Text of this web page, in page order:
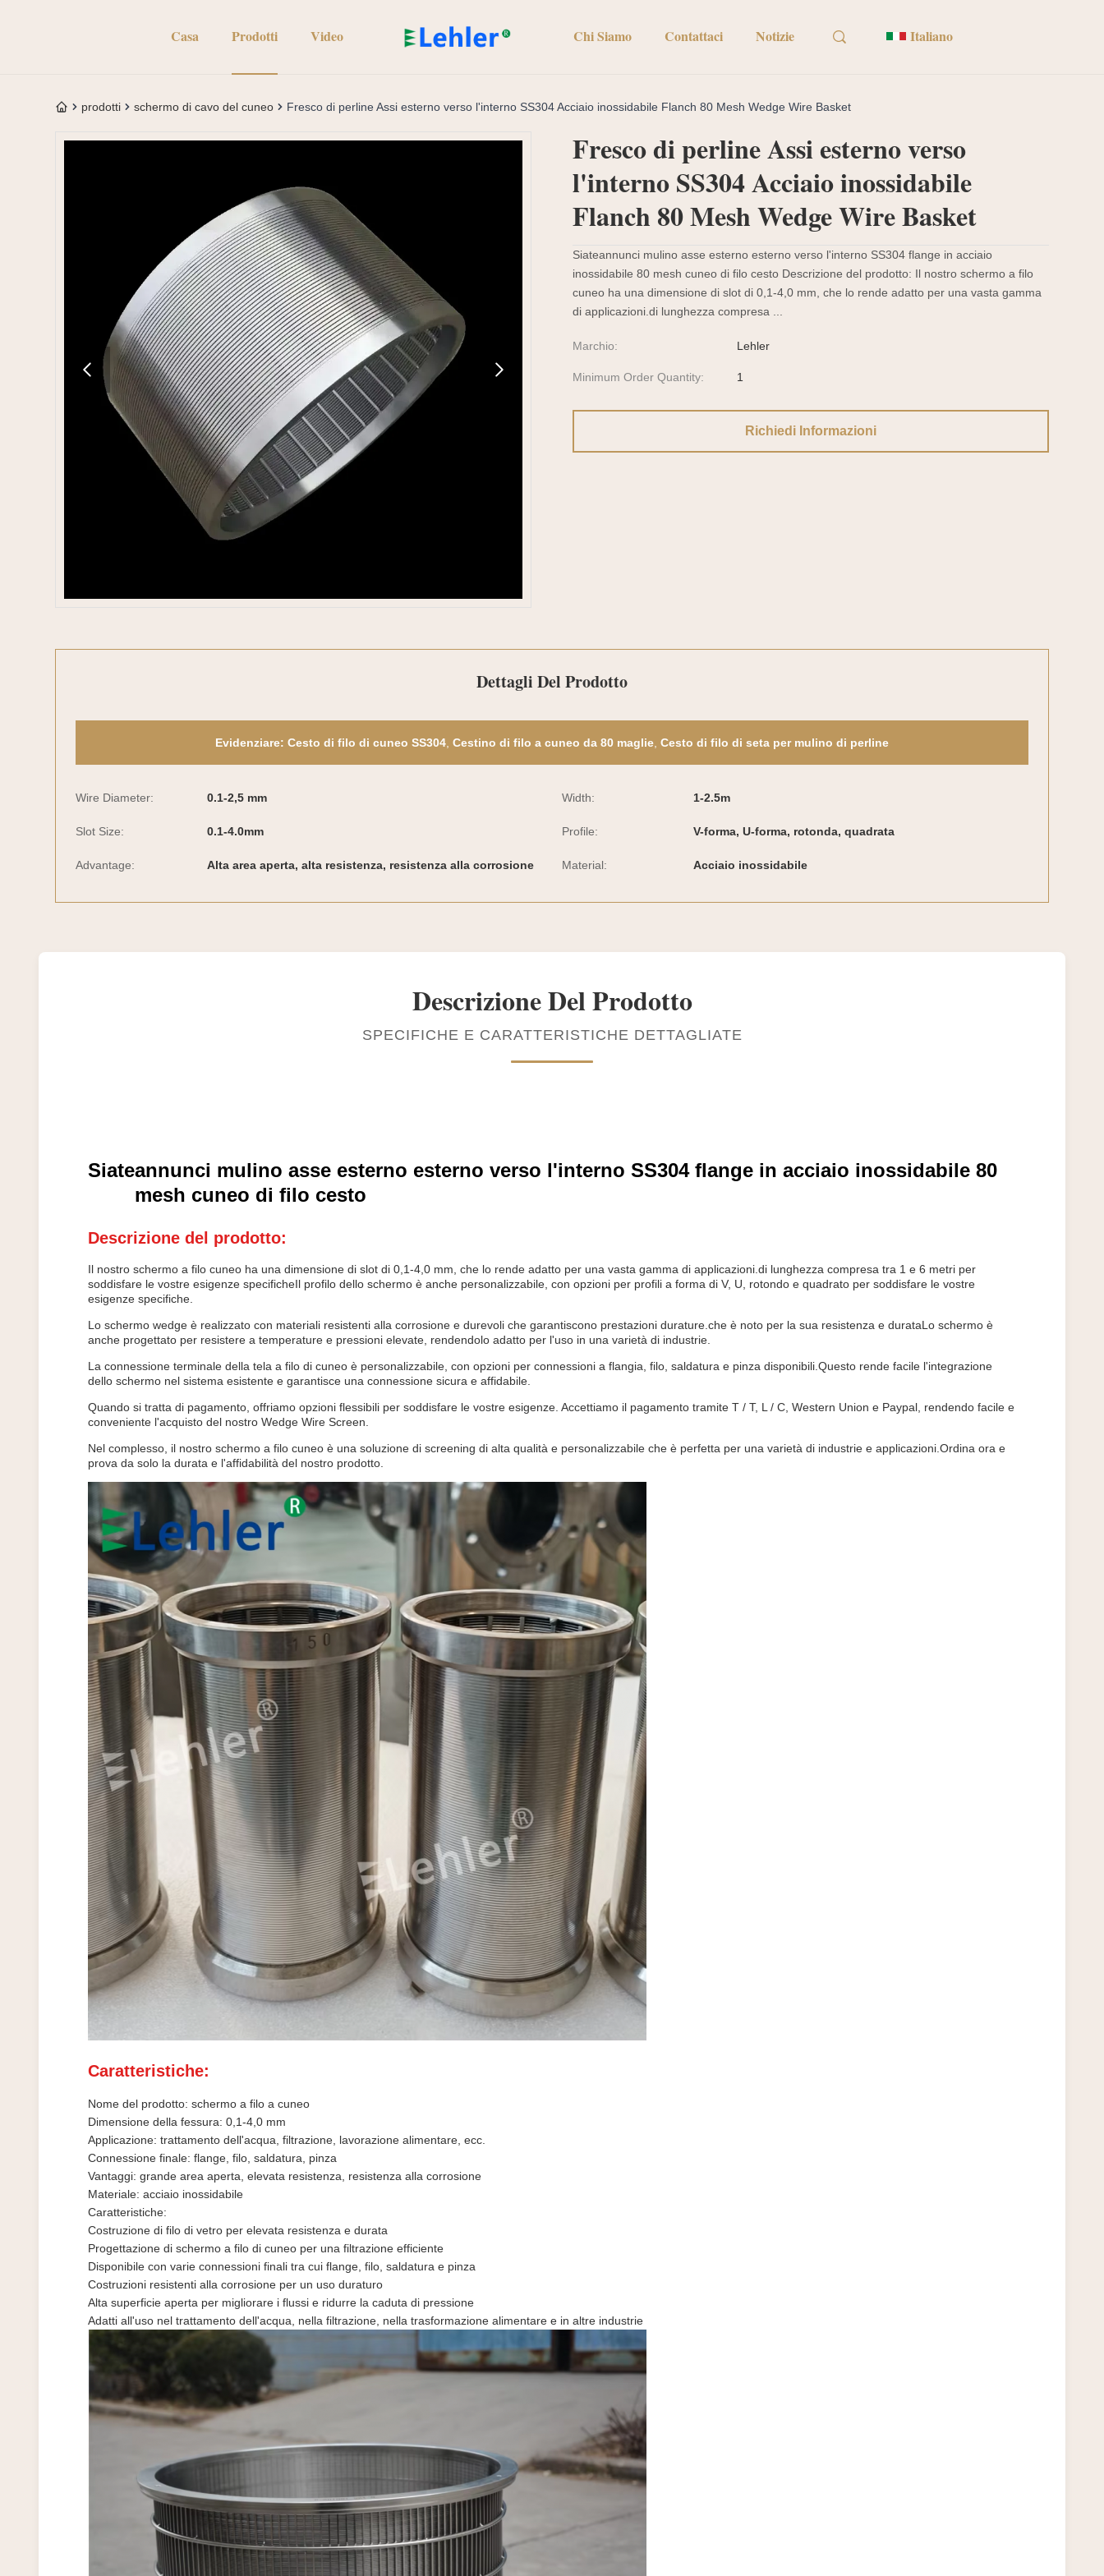
Casa Prodotti Video Chi Siamo Contattaci Notizie Italiano
prodotti schermo di cavo del cuneo Fresco di perline Assi esterno verso l'interno SS304 Acciaio inossidabile Flanch 80 Mesh Wedge Wire Basket
Fresco di perline Assi esterno verso
l'interno SS304 Acciaio inossidabile
Flanch 80 Mesh Wedge Wire Basket
Siateannunci mulino asse esterno esterno verso l'interno SS304 flange in acciaio
inossidabile 80 mesh cuneo di filo cesto Descrizione del prodotto: Il nostro schermo a filo
cuneo ha una dimensione di slot di 0,1-4,0 mm, che lo rende adatto per una vasta gamma
di applicazioni.di lunghezza compresa ...
Marchio: Lehler
Minimum Order Quantity: 1
Richiedi Informazioni
Dettagli Del Prodotto
Evidenziare: Cesto di filo di cuneo SS304 Cestino di filo a cuneo da 80 maglie Cesto di filo di seta per mulino di perline
Wire Diameter: 0.1-2,5 mm Width: 1-2.5m
Slot Size: 0.1-4.0mm Profile: V-forma, U-forma, rotonda, quadrata
Advantage: Alta area aperta, alta resistenza, resistenza alla corrosione Material: Acciaio inossidabile
Descrizione Del Prodotto
SPECIFICHE E CARATTERISTICHE DETTAGLIATE
Siateannunci mulino asse esterno esterno verso l'interno SS304 flange in acciaio inossidabile 80
mesh cuneo di filo cesto
Descrizione del prodotto:
Il nostro schermo a filo cuneo ha una dimensione di slot di 0,1-4,0 mm, che lo rende adatto per una vasta gamma di applicazioni.di lunghezza compresa tra 1 e 6 metri per
soddisfare le vostre esigenze specificheIl profilo dello schermo è anche personalizzabile, con opzioni per profili a forma di V, U, rotondo e quadrato per soddisfare le vostre
esigenze specifiche.
Lo schermo wedge è realizzato con materiali resistenti alla corrosione e durevoli che garantiscono prestazioni durature.che è noto per la sua resistenza e durataLo schermo è
anche progettato per resistere a temperature e pressioni elevate, rendendolo adatto per l'uso in una varietà di industrie.
La connessione terminale della tela a filo di cuneo è personalizzabile, con opzioni per connessioni a flangia, filo, saldatura e pinza disponibili.Questo rende facile l'integrazione
dello schermo nel sistema esistente e garantisce una connessione sicura e affidabile.
Quando si tratta di pagamento, offriamo opzioni flessibili per soddisfare le vostre esigenze. Accettiamo il pagamento tramite T / T, L / C, Western Union e Paypal, rendendo facile e
conveniente l'acquisto del nostro Wedge Wire Screen.
Nel complesso, il nostro schermo a filo cuneo è una soluzione di screening di alta qualità e personalizzabile che è perfetta per una varietà di industrie e applicazioni.Ordina ora e
prova da solo la durata e l'affidabilità del nostro prodotto.
Caratteristiche:
Nome del prodotto: schermo a filo a cuneo
Dimensione della fessura: 0,1-4,0 mm
Applicazione: trattamento dell'acqua, filtrazione, lavorazione alimentare, ecc.
Connessione finale: flange, filo, saldatura, pinza
Vantaggi: grande area aperta, elevata resistenza, resistenza alla corrosione
Materiale: acciaio inossidabile
Caratteristiche:
Costruzione di filo di vetro per elevata resistenza e durata
Progettazione di schermo a filo di cuneo per una filtrazione efficiente
Disponibile con varie connessioni finali tra cui flange, filo, saldatura e pinza
Costruzioni resistenti alla corrosione per un uso duraturo
Alta superficie aperta per migliorare i flussi e ridurre la caduta di pressione
Adatti all'uso nel trattamento dell'acqua, nella filtrazione, nella trasformazione alimentare e in altre industrie